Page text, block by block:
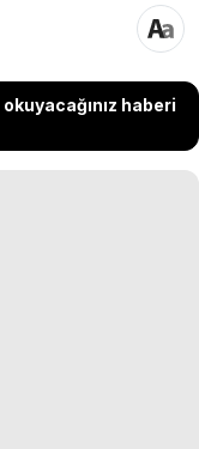
haberi